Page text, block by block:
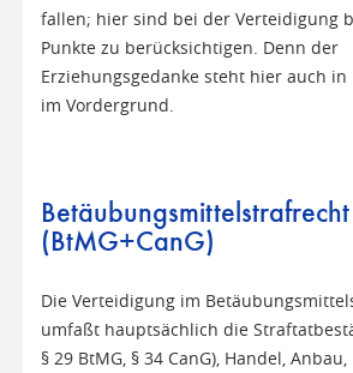
fallen; hier sind bei der Verteidigung
Punkte zu berücksichtigen. Denn der
Erziehungsgedanke steht hier auch in
im Vordergrund.
Betäubungsmittelstrafrecht
(BtMG+CanG)
Die Verteidigung im
umfaßt hauptsächlich die
§ 29 BtMG, § 34 CanG), Handel,